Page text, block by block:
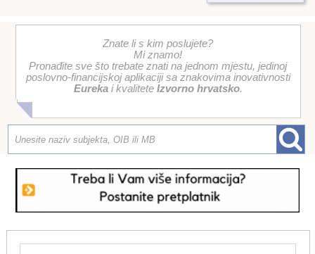
Znate li s kim poslujete?
Mi znamo!
Pronađite sve što trebate znati na jednom mjestu, jedinoj
poslovno-financijskoj aplikaciji sa znakovima inovativnosti
Eurekai kvalitete Izvorno hrvatsko.